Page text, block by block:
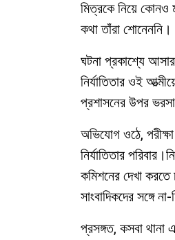
মিত্রকে নিয়ে কোনও
কথা তাঁরা
ঘটনা প্রকাশ্যে আসার
নির্যাতিতার ওই
প্রশাসনের উপর ভরসা
অভিযোগ ওঠে,
নির্যাতিতার
কমিশনের দেখা করতে
সাংবাদিকদের সঙ্গে
প্রসঙ্গত, কসবা